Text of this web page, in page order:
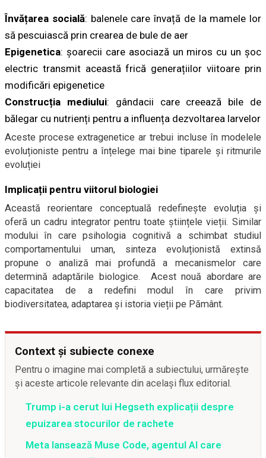
Învățarea socială: balenele care învață de la mamele lor
să pescuiască prin crearea de bule de aer
Epigenetica: șoarecii care asociază un miros cu un șoc
electric transmit această frică generațiilor viitoare prin
modificări epigenetice
Construcția mediului: gândacii care creează bile de
bălegar cu nutrienți pentru a influența dezvoltarea larvelor
Aceste procese extragenetice ar trebui incluse în modelele
evoluționiste pentru a înțelege mai bine tiparele și ritmurile
evoluției
Implicații pentru viitorul biologiei
Această reorientare conceptuală redefinește evoluția și
oferă un cadru integrator pentru toate științele vieții. Similar
modului în care psihologia cognitivă a schimbat studiul
comportamentului uman, sinteza evoluționistă extinsă
propune o analiză mai profundă a mecanismelor care
determină adaptările biologice. Acest nouă abordare are
capacitatea de a redefini modul în care privim
biodiversitatea, adaptarea și istoria vieții pe Pământ.
Context și subiecte conexe
Pentru o imagine mai completă a subiectului, urmărește
și aceste articole relevante din același flux editorial.
Trump i-a cerut lui Hegseth explicații despre
epuizarea stocurilor de rachete
Meta lansează Muse Code, agentul AI care